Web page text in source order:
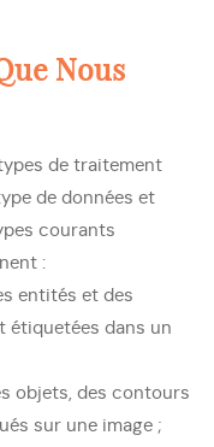
Nous
de traitement
de données et
courants
:
entités et des
étiquetées dans un
objets, des contours
sur une image ;